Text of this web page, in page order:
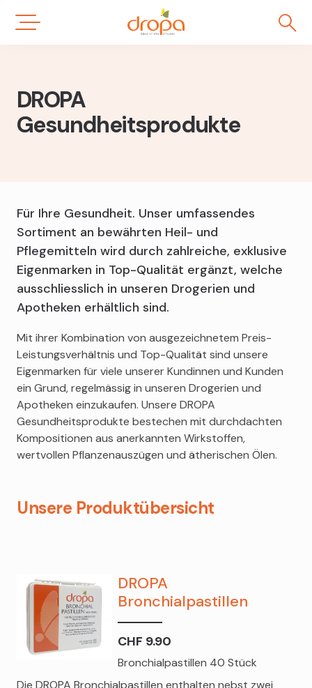
zum
Inhalt
Bachblüten-Beratung
Homöopathische Anamnese
Schüssler-Salz-Beratung
FSME-Impfung gegen Zecken
AllergieCheck
Milchpumpen
Kopf- und Venenkissen
Herstellung von Medikamenten
Naturheilkunde
Ceres-Naturheilmittel
Dr. Schüssler Salze
Teemischungen
Tinkturen
Reformsortiment
DROPA
Gesundheitsprodukte
Für Ihre Gesundheit. Unser umfassendes
Sortiment an bewährten Heil- und
Pflegemitteln wird durch zahlreiche, exklusive
Eigenmarken in Top-Qualität ergänzt, welche
ausschliesslich in unseren Drogerien und
Apotheken erhältlich sind.
Mit ihrer Kombination von ausgezeichnetem Preis-
Leistungsverhältnis und Top-Qualität sind unsere
Eigenmarken für viele unserer Kundinnen und Kunden
ein Grund, regelmässig in unseren Drogerien und
Apotheken einzukaufen. Unsere DROPA
Gesundheitsprodukte bestechen mit durchdachten
Kompositionen aus anerkannten Wirkstoffen,
wertvollen Pflanzenauszügen und ätherischen Ölen.
Unsere Produktübersicht
DROPA
Bronchialpastillen
CHF 9.90
Bronchialpastillen 40 Stück
Die DROPA Bronchialpastillen enthalten nebst zwei